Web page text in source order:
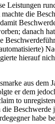
Leistungen
die
danach
hierauf
aus dem
er dem
to
Beschwerde
habe